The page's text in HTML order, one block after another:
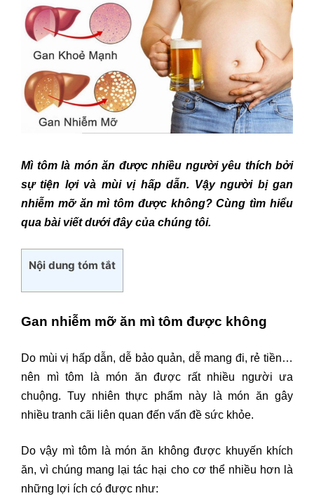
Mì tôm là món ăn được nhiều người yêu thích bởi
sự tiện lợi và mùi vị hấp dẫn. Vậy người bị gan
nhiễm mỡ ăn mì tôm được không? Cùng tìm hiểu
qua bài viết dưới đây của chúng tôi.
Nội dung tóm tắt
Gan nhiễm mỡ ăn mì tôm được không
Do mùi vị hấp dẫn, dễ bảo quản, dễ mang đi, rẻ tiền…
nên mì tôm là món ăn được rất nhiều người ưa
chuộng. Tuy nhiên thực phẩm này là món ăn gây
nhiều tranh cãi liên quan đến vấn đề sức khỏe.
Do vậy mì tôm là món ăn không được khuyến khích
ăn, vì chúng mang lại tác hại cho cơ thể nhiều hơn là
những lợi ích có được như: